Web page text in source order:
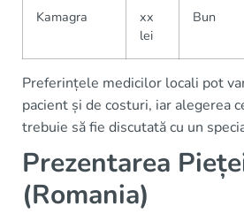
Kamagra
xx
lei
Bun
Preferințele medicilor locali pot
pacient și de costuri, iar alegerea
trebuie să fie discutată cu un
Prezentarea
(Romania)